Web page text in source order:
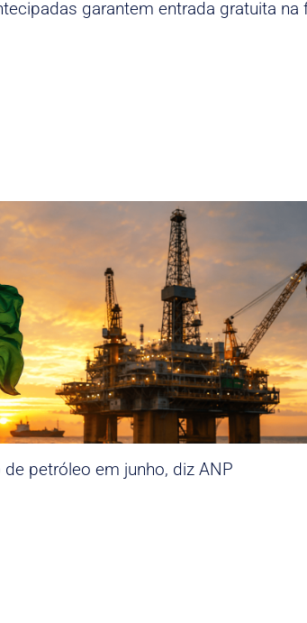
garantem entrada gratuita na
petróleo em junho, diz ANP